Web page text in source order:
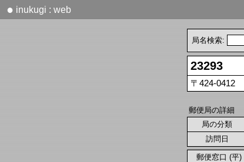
● inukugi : web
局名検索:
23293
〒424-0412
郵便局の詳細
局の分類
訪問日
郵便窓口 (平)